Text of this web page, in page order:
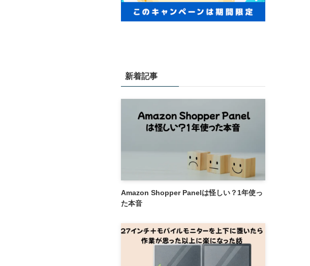
新着記事
Amazon Shopper Panelは怪しい？1年使っ
た本音